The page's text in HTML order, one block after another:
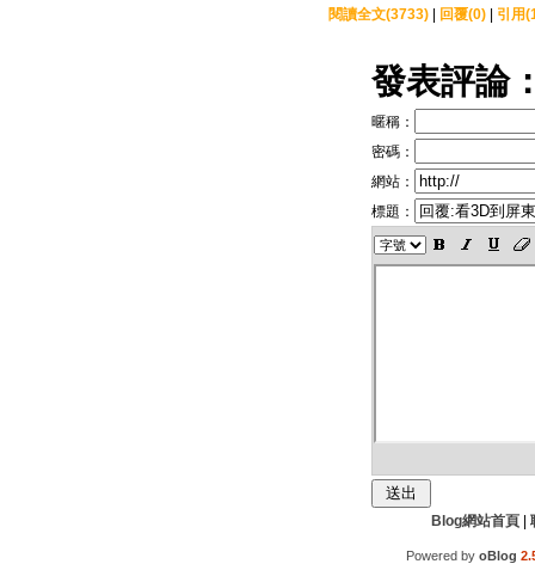
閱讀全文(3733) 回覆(0) 引用
發表評論
暱稱：
密碼：
網站：
標題：
Blog網站首頁|
Powered by oBlog